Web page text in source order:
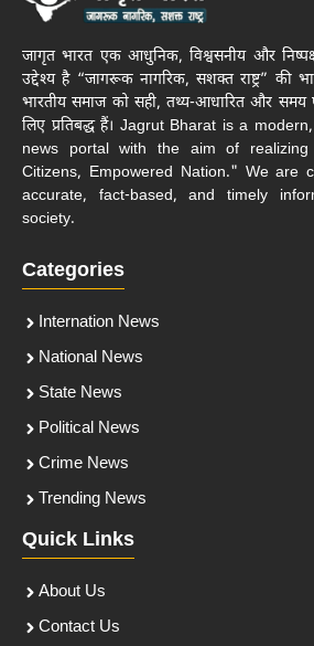
जागृत भारत एक आधुनिक, विश्वसनीय और
उद्देश्य है “जागरूक नागरिक, सशक्त राष्ट्र” की
भारतीय समाज को सही, तथ्य-आधारित और समय
लिए प्रतिबद्ध हैं। Jagrut Bharat is a
news portal with the aim of
Citizens, Empowered Nation." We are
accurate, fact-based, and timely
society.
Categories
Internation News
National News
State News
Political News
Crime News
Trending News
Quick Links
About Us
Contact Us